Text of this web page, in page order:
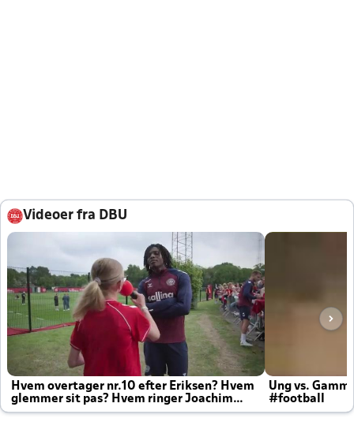
Videoer fra DBU
Hvem overtager nr.10 efter Eriksen? Hvem
glemmer sit pas? Hvem ringer Joachim
altid til efter kampe?
Ung vs.
#football